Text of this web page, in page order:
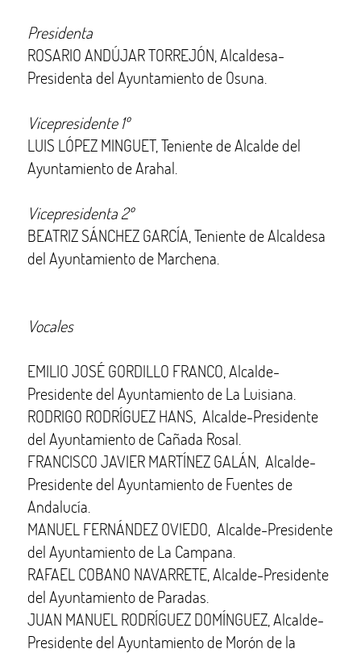
Presidenta
ROSARIO ANDÚJAR TORREJÓN, Alcaldesa-
Presidenta del Ayuntamiento de Osuna.
Vicepresidente 1º
LUIS LÓPEZ MINGUET, Teniente de Alcalde del
Ayuntamiento de Arahal.
Vicepresidenta 2º
BEATRIZ SÁNCHEZ GARCÍA, Teniente de Alcaldesa
del Ayuntamiento de Marchena.
Vocales
EMILIO JOSÉ GORDILLO FRANCO, Alcalde-
Presidente del Ayuntamiento de La Luisiana.
RODRIGO RODRÍGUEZ HANS, Alcalde-Presidente
del Ayuntamiento de Cañada Rosal.
FRANCISCO JAVIER MARTÍNEZ GALÁN, Alcalde-
Presidente del Ayuntamiento de Fuentes de
Andalucía.
MANUEL FERNÁNDEZ OVIEDO, Alcalde-Presidente
del Ayuntamiento de La Campana.
RAFAEL COBANO NAVARRETE, Alcalde-Presidente
del Ayuntamiento de Paradas.
JUAN MANUEL RODRÍGUEZ DOMÍNGUEZ, Alcalde-
Presidente del Ayuntamiento de Morón de la